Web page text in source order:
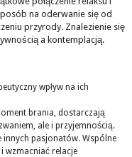
na oderwanie się od
przyrody. Znalezienie się
a kontemplacją.
wpływ na ich
brania, dostarczają
ale i przyjemnością.
innych pasjonatów. Wspólne
wzmacniać relacje